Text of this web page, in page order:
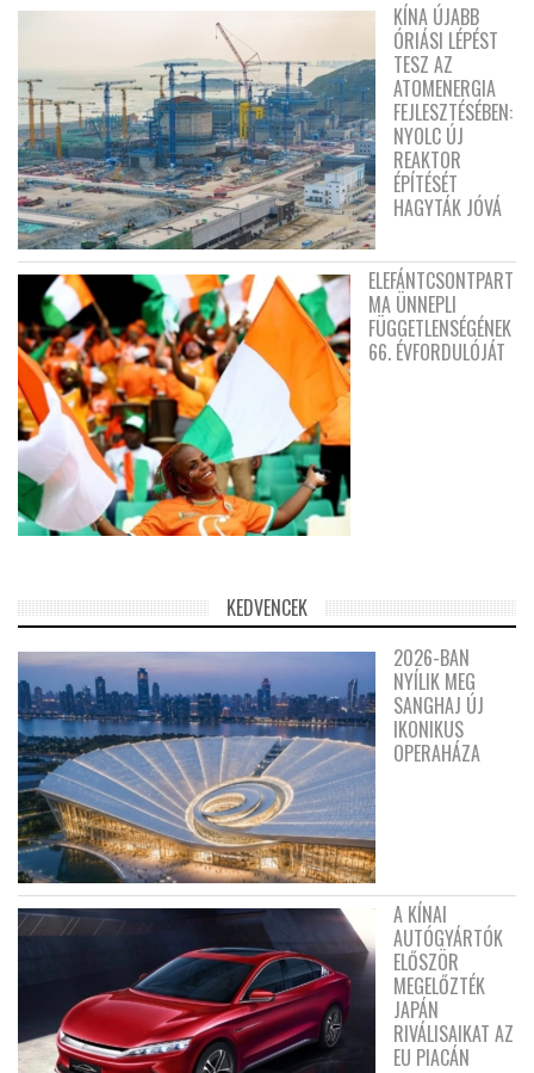
KÍNA ÚJABB
ÓRIÁSI LÉPÉST
TESZ AZ
ATOMENERGIA
FEJLESZTÉSÉBEN:
NYOLC ÚJ
REAKTOR
ÉPÍTÉSÉT
HAGYTÁK JÓVÁ
ELEFÁNTCSONTPART
MA ÜNNEPLI
FÜGGETLENSÉGÉNEK
66. ÉVFORDULÓJÁT
KEDVENCEK
2026-BAN
NYÍLIK MEG
SANGHAJ ÚJ
IKONIKUS
OPERAHÁZA
A KÍNAI
AUTÓGYÁRTÓK
ELŐSZÖR
MEGELŐZTÉK
JAPÁN
RIVÁLISAIKAT AZ
EU PIACÁN